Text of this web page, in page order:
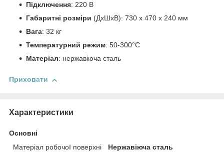
Підключення: 220 В
Габаритні розміри (ДхШхВ): 730 х 470 х 240 мм
Вага: 32 кг
Температурний режим: 50-300°C
Матеріал: нержавіюча сталь
Приховати
Характеристики
Основні
Матеріал робочої поверхні
Нержавіюча сталь